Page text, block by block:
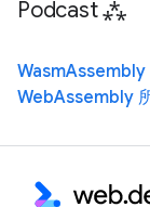
Podcast ⁂
WebAssembly